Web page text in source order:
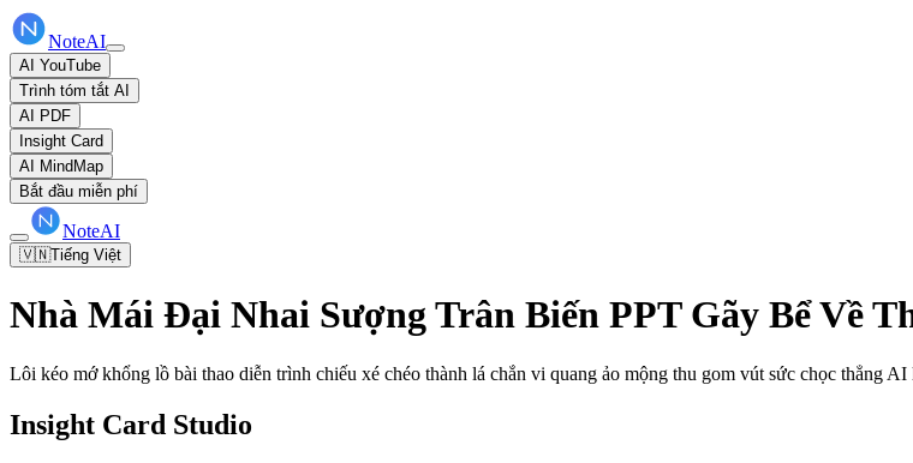
NoteAI
AI YouTube
Trình tóm tắt AI
AI PDF
Insight Card
AI MindMap
Bắt đầu miễn phí
NoteAI
🇻🇳Tiếng Việt
Nhà Mái Đại Nhai Sượng Trân Biến PPT Gãy Bể Về
Lôi kéo mớ khổng lồ bài thao diễn trình chiếu xé chéo thành lá chắn vi quang ảo mộng thu gom vút sức chọc thẳng
Insight Card Studio